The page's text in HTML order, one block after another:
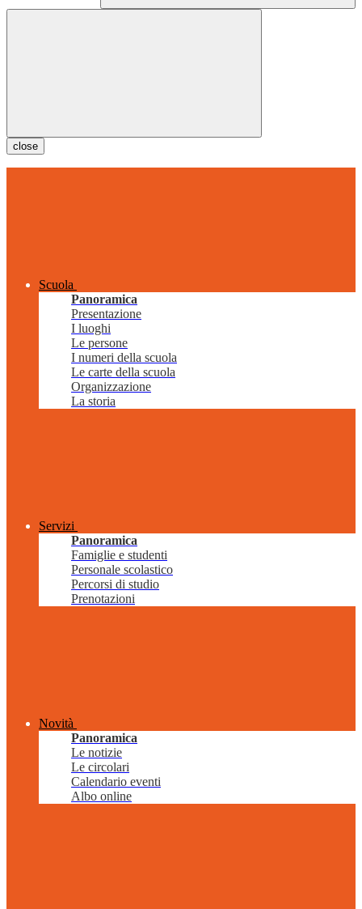
close
Scuola
Panoramica
Presentazione
I luoghi
Le persone
I numeri della scuola
Le carte della scuola
Organizzazione
La storia
Servizi
Panoramica
Famiglie e studenti
Personale scolastico
Percorsi di studio
Prenotazioni
Novità
Panoramica
Le notizie
Le circolari
Calendario eventi
Albo online